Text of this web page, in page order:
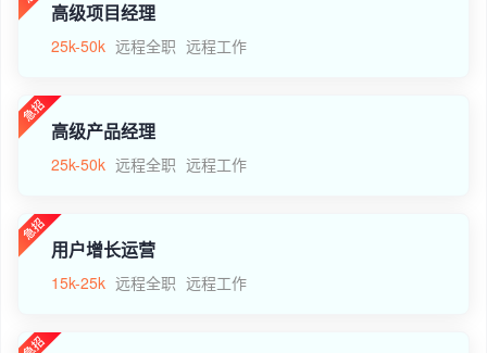
高级项目经理
25k-50k 远程全职 远程工作
高级产品经理
25k-50k 远程全职 远程工作
用户增长运营
15k-25k 远程全职 远程工作